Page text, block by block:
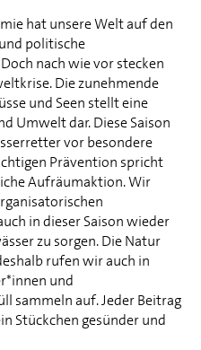
hat unsere Welt auf den
politische
nach wie vor stecken
Die zunehmende
und Seen stellt eine
Umwelt dar. Diese Saison
vor besondere
Prävention spricht
Aufräumaktion. Wir
in dieser Saison wieder
zu sorgen. Die Natur
rufen wir auch in
und
sammeln auf. Jeder Beitrag
Stückchen gesünder und